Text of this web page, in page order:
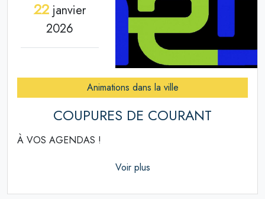
22janvier
2026
Animations dans la ville
COUPURES DE COURANT
À VOS AGENDAS !
Voir plus